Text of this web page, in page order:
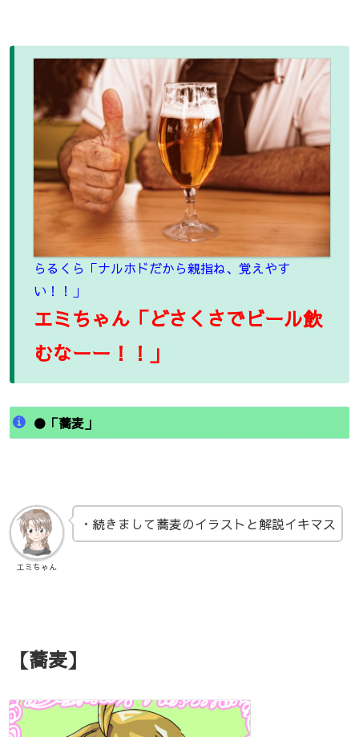
らるくら「ナルホドだから親指ね、覚えやす
い！！」
エミちゃん「どさくさでビール飲
むなーー！！」
●「蕎麦」
エミちゃん
・続きまして蕎麦のイラストと解説イキマス
【蕎麦】